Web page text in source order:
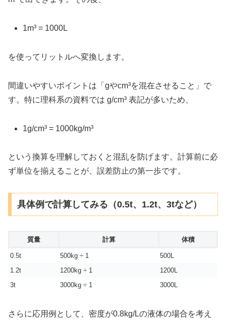
1m³ = 1000L
を使ってリットルへ変換します。
間違いやすいポイントは「gやcm³を混在させること」で
す。特に理科系の資料では g/cm³ 表記が多いため、
1g/cm³ = 1000kg/m³
という換算を理解しておくと混乱を防げます。計算前に必
ず単位を揃えることが、誤差防止の第一歩です。
具体例で計算してみる（0.5t、1.2t、3tなど）
質量 計算 体積
0.5t 500kg ÷ 1
500L
1.2t
1200kg ÷ 1
1200L
3t
3000kg ÷ 1 3000L
さらに応用例として、密度が0.8kg/Lの液体の場合を考え